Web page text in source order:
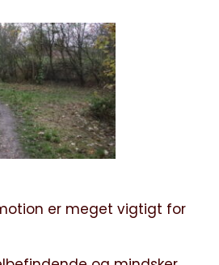
er meget vigtigt for